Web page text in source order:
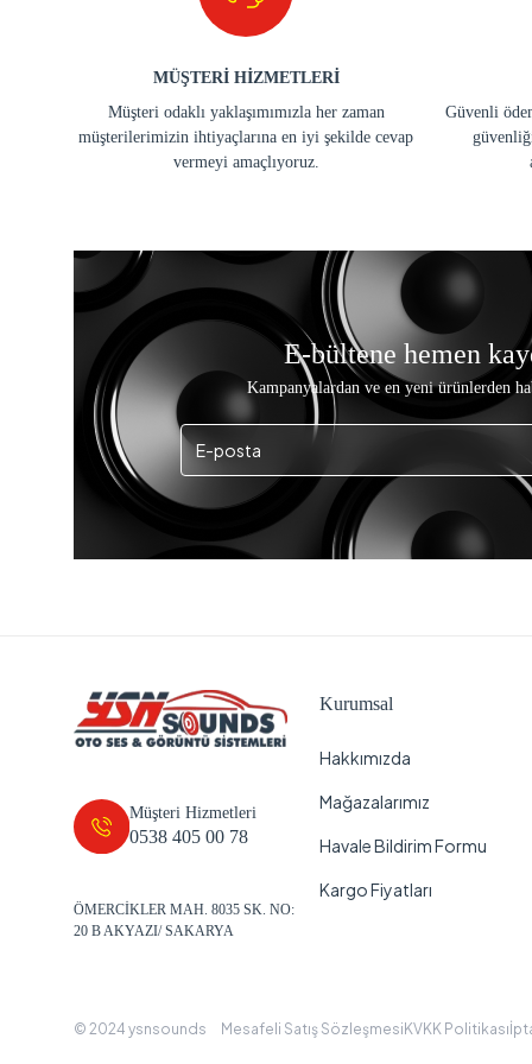
MÜŞTERİ HİZMETLERİ
Müşteri odaklı yaklaşımımızla her zaman
müşterilerimizin ihtiyaçlarına en iyi şekilde cevap
vermeyi amaçlıyoruz.
Güvenli
E-bültene hemen
Kampanyalardan ve en yeni ürünlerden
Müşteri Hizmetleri
0538 405 00 78
ÖMERCİKLER MAH. 8035 SK. NO:
20 B AKYAZI/ SAKARYA
Kurumsal
Hakkımızda
Mağazalarımız
Havale Bildirim Formu
Kargo Fiyatları
© 2024 ysnsounds Mesafeli Satış Sözleşmesi KVKK Politikası